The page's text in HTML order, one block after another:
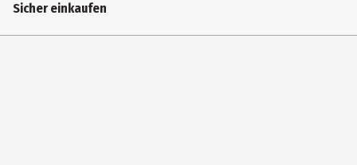
Sicher einkaufen